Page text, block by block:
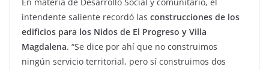
intendente saliente recordó las construcciones de los
edificios para los Nidos de El Progreso y Villa
Magdalena. “Se dice por ahí que no construimos
ningún servicio territorial, pero sí construimos dos